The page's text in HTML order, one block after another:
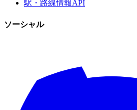
駅・路線情報API
ソーシャル